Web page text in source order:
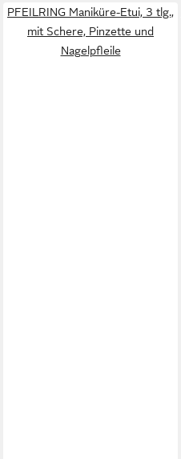
PFEILRING Maniküre-Etui, 3 tlg.,
mit Schere, Pinzette und
Nagelpfleile